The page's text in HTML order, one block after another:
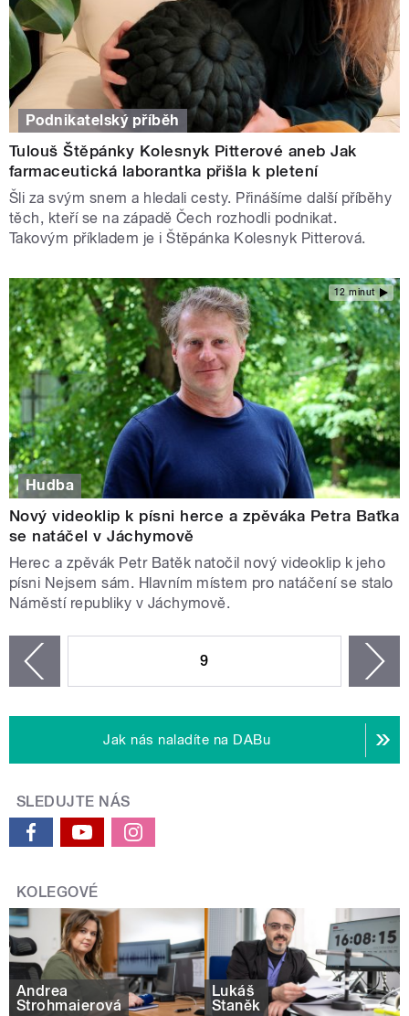
Podnikatelský příběh
Tulouš Štěpánky Kolesnyk Pitterové aneb Jak
farmaceutická laborantka přišla k pletení
Šli za svým snem a hledali cesty. Přinášíme další příběhy
těch, kteří se na západě Čech rozhodli podnikat.
Takovým příkladem je i Štěpánka Kolesnyk Pitterová.
12 minut
Hudba
Nový videoklip k písni herce a zpěváka Petra Baťka
se natáčel v Jáchymově
Herec a zpěvák Petr Batěk natočil nový videoklip k jeho
písni Nejsem sám. Hlavním místem pro natáčení se stalo
Náměstí republiky v Jáchymově.
9
Jak nás naladíte na DABu
SLEDUJTE NÁS
KOLEGOVÉ
Andrea
Strohmaierová
Lukáš
Staněk